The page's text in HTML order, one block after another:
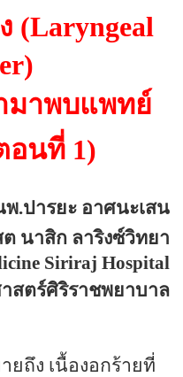
(Laryngeal
มาพบแพทย์
อนที่ 1)
พ.ปารยะ อาศนะเสน
นาสิก ลาริงซ์วิทยา
Siriraj Hospital
สตร์ศิริราชพยาบาล
ยถึง เนื้องอกร้ายที่